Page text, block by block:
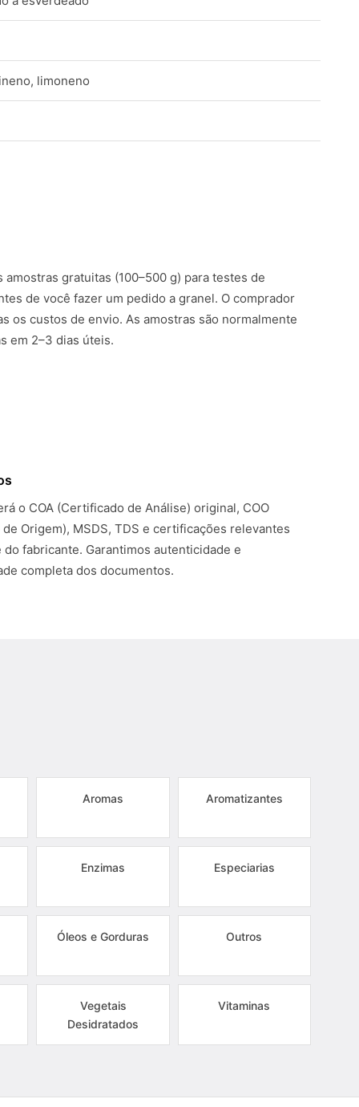
limoneno
amostras gratuitas (100–500 g) para testes de
de você fazer um pedido a granel. O comprador
os custos de envio. As amostras são normalmente
em 2–3 dias úteis.
o COA (Certificado de Análise) original, COO
Origem), MSDS, TDS e certificações relevantes
fabricante. Garantimos autenticidade e
completa dos documentos.
Aromas Aromatizantes
Enzimas Especiarias
Óleos e Gorduras Outros
Vegetais
Desidratados
Vitaminas